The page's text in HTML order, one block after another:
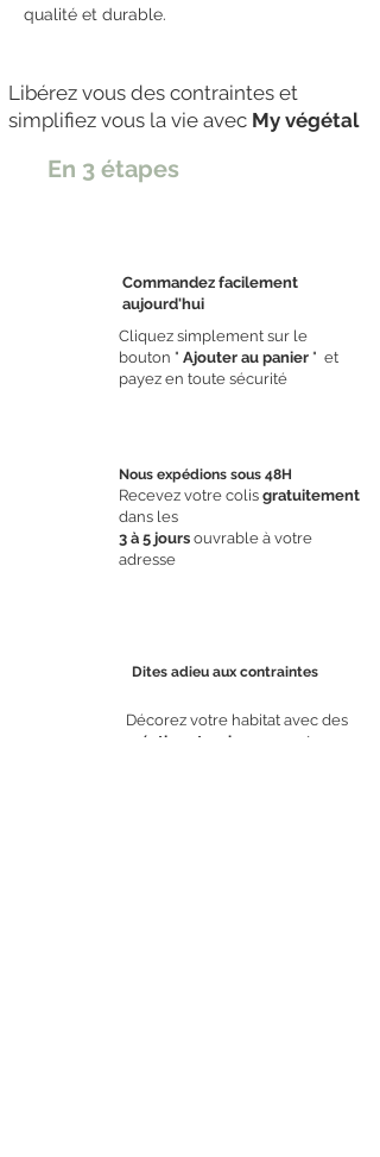
qualité et durable.
Libérez vous des contraintes et
simplifiez vous la vie avec My végétal
En 3 étapes
Commandez facilement
aujourd'hui
Cliquez simplement sur le
bouton " Ajouter au panier " et
payez en toute sécurité
Nous expédions sous 48H
Recevez votre colis gratuitement
dans les
3 à 5 jours ouvrable à votre
adresse
Dites adieu aux contraintes
Décorez votre habitat avec des
créations tendance
sans tracas